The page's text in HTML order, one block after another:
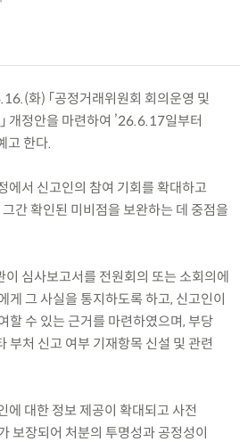
화) 「공정거래위원회 회의운영 및
개정안을 마련하여 ’26.6.17일부터
고 한다.
에서 신고인의 참여 기회를 확대하고
간 확인된 미비점을 보완하는 데 중점을
심사보고서를 전원회의 또는 소회의에
게 그 사실을 통지하도록 하고, 신고인이
할 수 있는 근거를 마련하였으며, 부당
부처 신고 여부 기재항목 신설 및 관련
에 대한 정보 제공이 확대되고 사전
보장되어 처분의 투명성과 공정성이